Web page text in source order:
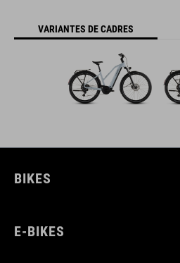
VARIANTES DE CADRES
BIKES
E-BIKES